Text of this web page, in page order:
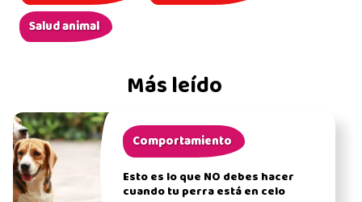
Más leído
Comportamiento
Esto es lo que NO debes hacer
cuando tu perra está en celo
Salud animal